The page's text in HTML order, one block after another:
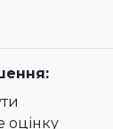
оцінку